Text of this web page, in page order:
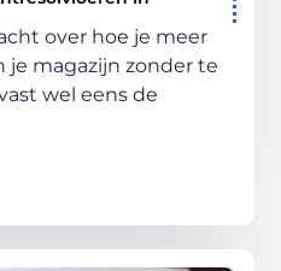
over hoe je meer
magazijn zonder te
wel eens de